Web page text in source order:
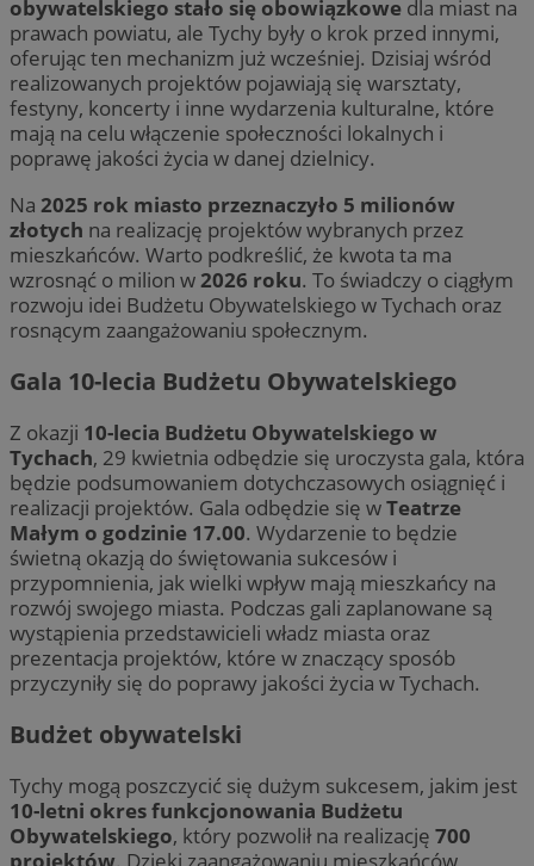
obywatelskiego stało się obowiązkowe dla miast na
prawach powiatu, ale Tychy były o krok przed innymi,
oferując ten mechanizm już wcześniej. Dzisiaj wśród
realizowanych projektów pojawiają się warsztaty,
festyny, koncerty i inne wydarzenia kulturalne, które
mają na celu włączenie społeczności lokalnych i
poprawę jakości życia w danej dzielnicy.
Na 2025 rok miasto przeznaczyło 5 milionów
złotych na realizację projektów wybranych przez
mieszkańców. Warto podkreślić, że kwota ta ma
wzrosnąć o milion w2026 roku. To świadczy o ciągłym
rozwoju idei Budżetu Obywatelskiego w Tychach oraz
rosnącym zaangażowaniu społecznym.
Gala 10-lecia Budżetu Obywatelskiego
Z okazji 10-lecia Budżetu Obywatelskiego w
Tychach, 29 kwietnia odbędzie się uroczysta gala, która
będzie podsumowaniem dotychczasowych osiągnięć i
realizacji projektów. Gala odbędzie się wTeatrze
Małym o godzinie 17.00. Wydarzenie to będzie
świetną okazją do świętowania sukcesów i
przypomnienia, jak wielki wpływ mają mieszkańcy na
rozwój swojego miasta. Podczas gali zaplanowane są
wystąpienia przedstawicieli władz miasta oraz
prezentacja projektów, które w znaczący sposób
przyczyniły się do poprawy jakości życia w Tychach.
Budżet obywatelski
Tychy mogą poszczycić się dużym sukcesem, jakim jest
10-letni okres funkcjonowania Budżetu
Obywatelskiego, który pozwolił na realizację 700
projektów . Dzięki zaangażowaniu mieszkańców